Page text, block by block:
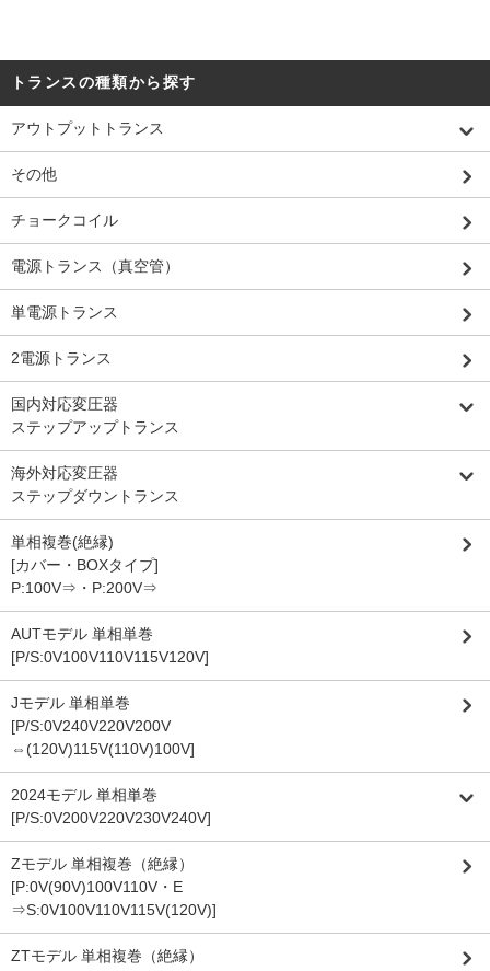
トランスの種類から探す
アウトプットトランス
その他
チョークコイル
電源トランス（真空管）
単電源トランス
2電源トランス
国内対応変圧器
ステップアップトランス
海外対応変圧器
ステップダウントランス
単相複巻(絶縁)
[カバー・BOXタイプ]
P:100V⇒・P:200V⇒
AUTモデル 単相単巻
[P/S:0V100V110V115V120V]
Jモデル 単相単巻
[P/S:0V240V220V200V
⇔(120V)115V(110V)100V]
2024モデル 単相単巻
[P/S:0V200V220V230V240V]
Zモデル 単相複巻（絶縁）
[P:0V(90V)100V110V・E
⇒S:0V100V110V115V(120V)]
ZTモデル 単相複巻（絶縁）